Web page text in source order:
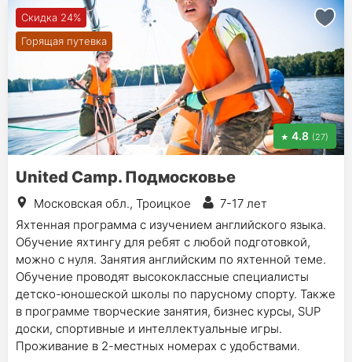
Скидка 24%
Горящая путевка
4.8 (27)
United Camp. Подмосковье
Московская обл., Троицкое
7-17 лет
Яхтенная программа с изучением английского языка.
Обучение яхтингу для ребят с любой подготовкой,
можно с нуля. Занятия английским по яхтенной теме.
Обучение проводят высококлассные специалисты
детско-юношеской школы по парусному спорту. Также
в программе творческие занятия, бизнес курсы, SUP
доски, спортивные и интеллектуальные игры.
Проживание в 2-местных номерах с удобствами.